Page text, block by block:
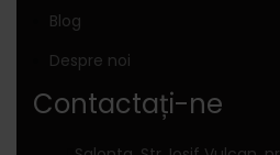
Blog
Despre noi
Contactați-ne